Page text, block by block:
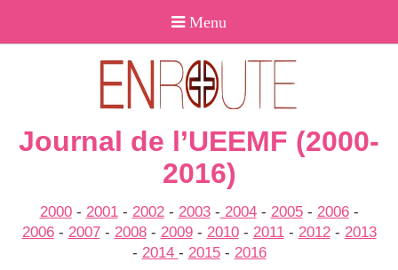
Journal de l’UEEMF (2000-
2016)
2000- 2001- 2002- 2003- 2004- 2005- 2006-
2006- 2007- 2008- 2009- 2010- 2011- 2012- 2013
- 2014 - 2015- 2016